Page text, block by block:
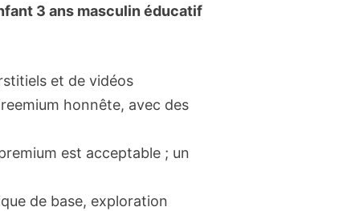
3 ans masculin éducatif
et de vidéos
honnête, avec des
est acceptable ; un
de base, exploration